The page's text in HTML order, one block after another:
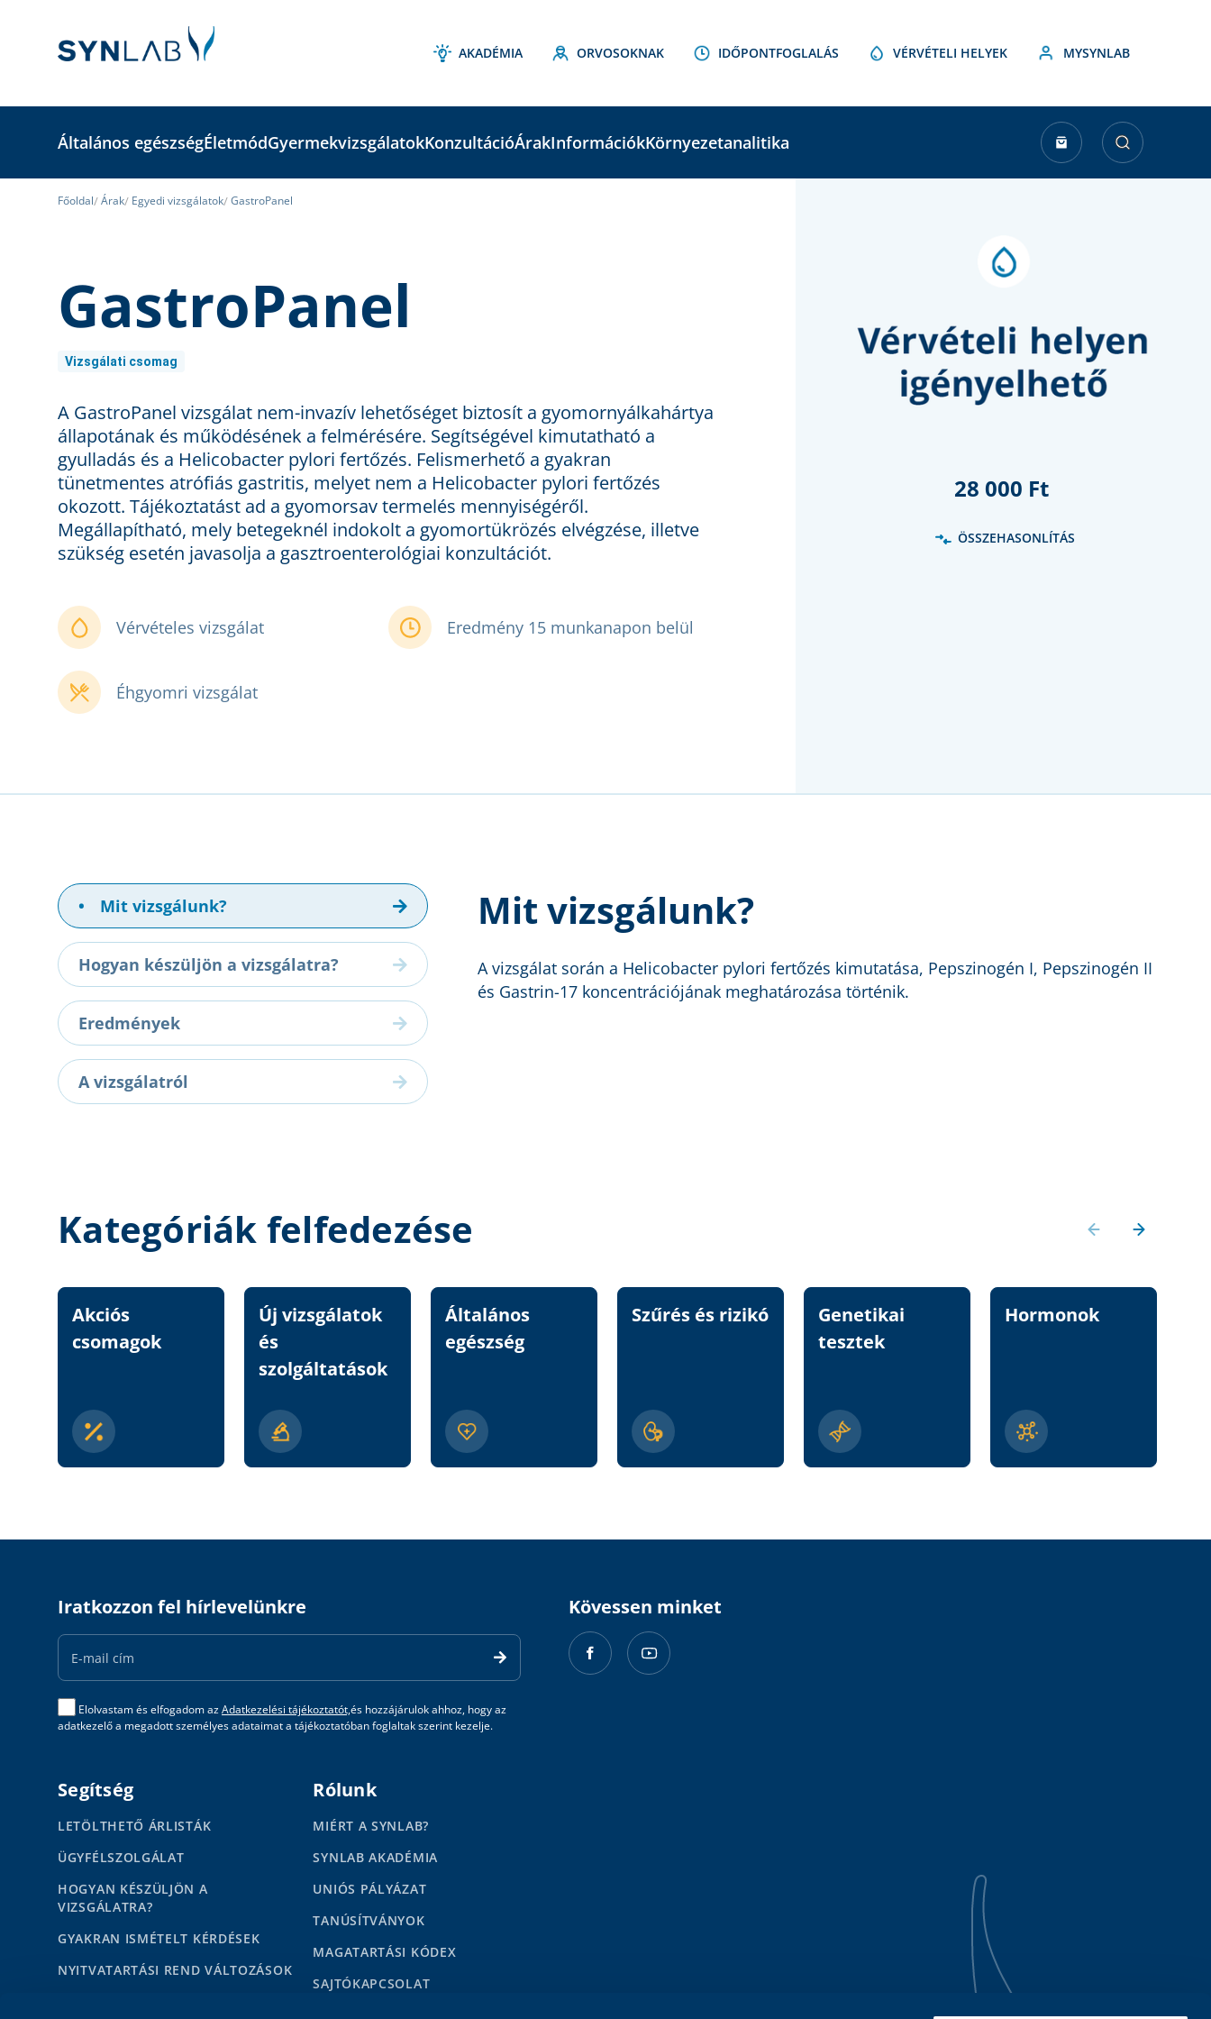
AKADÉMIA ORVOSOKNAK IDŐPONTFOGLALÁS VÉRVÉTELI HELYEK MYSYNLAB
Általános egészségÉletmódGyermekvizsgálatokKonzultációÁrakInformációkKörnyezetanalitika
Főoldal Árak Egyedi vizsgálatok GastroPanel
GastroPanel
Vizsgálati csomag
A GastroPanel vizsgálat nem-invazív lehetőséget biztosít a gyomornyálkahártya
állapotának és működésének a felmérésére. Segítségével kimutatható a
gyulladás és a Helicobacter pylori fertőzés. Felismerhető a gyakran
tünetmentes atrófiás gastritis, melyet nem a Helicobacter pylori fertőzés
okozott. Tájékoztatást ad a gyomorsav termelés mennyiségéről.
Megállapítható, mely betegeknél indokolt a gyomortükrözés elvégzése, illetve
szükség esetén javasolja a gasztroenterológiai konzultációt.
Vérvételes vizsgálat Eredmény 15 munkanapon belül
Éhgyomri vizsgálat
28 000 Ft
ÖSSZEHASONLÍTÁS
• Mit vizsgálunk?
Hogyan készüljön a vizsgálatra?
Eredmények
A vizsgálatról
Mit vizsgálunk?
A vizsgálat során a Helicobacter pylori fertőzés kimutatása, Pepszinogén I, Pepszinogén II
és Gastrin-17 koncentrációjának meghatározása történik.
Kategóriák felfedezése
Akciós
csomagok
Új vizsgálatok
és
szolgáltatások
Általános
egészség
Szűrés és rizikó
Genetikai
tesztek
Hormonok
Iratkozzon fel hírlevelünkre
Email
Address
Elolvastam és elfogadom azAdatkezelési tájékoztatót,és hozzájárulok ahhoz, hogy az
adatkezelő a megadott személyes adataimat a tájékoztatóban foglaltak szerint kezelje.
Kövessen minket
Segítség
LETÖLTHETŐ ÁRLISTÁK
ÜGYFÉLSZOLGÁLAT
HOGYAN KÉSZÜLJÖN A
VIZSGÁLATRA?
GYAKRAN ISMÉTELT KÉRDÉSEK
NYITVATARTÁSI REND VÁLTOZÁSOK
Rólunk
MIÉRT A SYNLAB?
SYNLAB AKADÉMIA
UNIÓS PÁLYÁZAT
TANÚSÍTVÁNYOK
MAGATARTÁSI KÓDEX
SAJTÓKAPCSOLAT